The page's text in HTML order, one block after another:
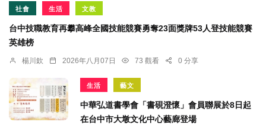
社會 生活 文教
台中技職教育再攀高峰全國技能競賽勇奪23面獎牌53人登技能競賽
英雄榜
楊川欽 2026年八月07日 73 觀看 0 分享
生活 藝文
中華弘道書學會「書硯澄懷」會員聯展於8日起
在台中市大墩文化中心藝廊登場